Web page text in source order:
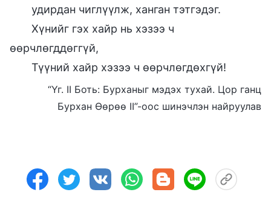
удирдан чиглүүлж, ханган тэтгэдэг.
Хүнийг гэх хайр нь хэзээ ч
өөрчлөгддөггүй,
Түүний хайр хэзээ ч өөрчлөгдөхгүй!
“Үг. II Боть: Бурханыг мэдэх тухай. Цор ганц
Бурхан Өөрөө II”-оос шинэчлэн найруулав